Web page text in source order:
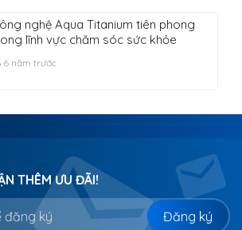
nghệ Aqua Titanium tiên phong
lĩnh vực chăm sóc sức khỏe
6 năm trước
THÊM ƯU ĐÃI!
Đăng ký